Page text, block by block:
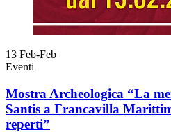
13 Feb-Feb
Eventi
Mostra Archeologica “La
Santis a Francavilla
reperti”